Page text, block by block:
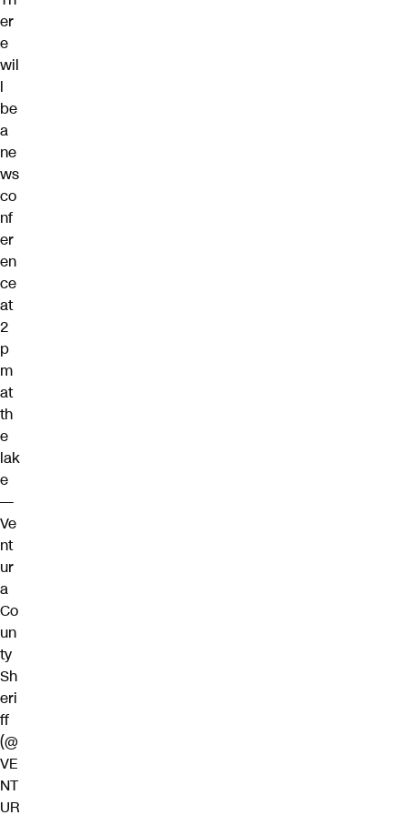
er
e
wil
l
be
a
ne
ws
co
nf
er
en
ce
at
2
p
m
at
th
e
lak
e
—
Ve
nt
ur
a
Co
un
ty
Sh
eri
ff
(@
VE
NT
UR